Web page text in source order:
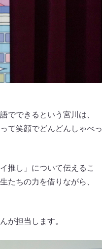
でできるという宮川は、
て笑顔でどんどんしゃべっ
推し」について伝えるこ
たちの力を借りながら、
が担当します。